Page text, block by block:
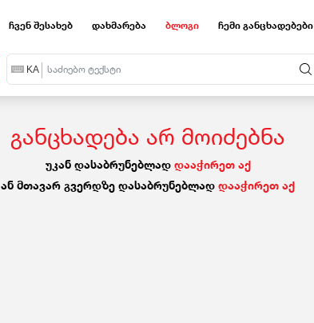
ჩვენ შესახებ დახმარება ბლოგი ჩემი განცხადებები
EN KA RU
განცხადება არ მოიძებნა
უკან დასაბრუნებლად დააჭირეთ აქ
ან მთავარ გვერდზე დასაბრუნებლად დააჭირეთ აქ